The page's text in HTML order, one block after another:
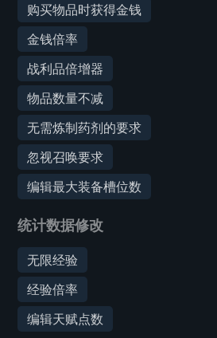
购买物品时获得金钱
金钱倍率
战利品倍增器
物品数量不减
无需炼制药剂的要求
忽视召唤要求
编辑最大装备槽位数
统计数据修改
无限经验
经验倍率
编辑天赋点数